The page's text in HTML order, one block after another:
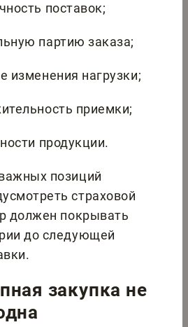
поставок;
партию заказа;
изменения нагрузки;
приемки;
продукции.
позиций
страховой
должен покрывать
до следующей
закупка не